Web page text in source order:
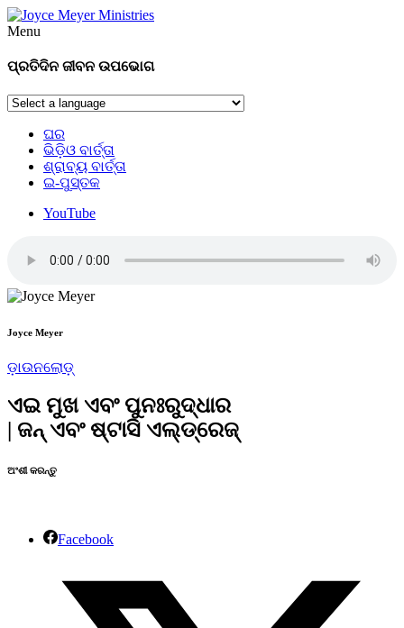
Menu
ପ୍ରତିଦିନ ଜୀବନ ଉପଭୋଗ
ଘର
ଭିଡ଼ିଓ ବାର୍ତ୍ତା
ଶ୍ରାବ୍ୟ ବାର୍ତ୍ତା
ଇ-ପୁସ୍ତକ
YouTube
Joyce Meyer
ଡ଼ାଉନଲୋଡ଼୍
ଏଇ ମୁଖ ଏବଂ ପୁନଃରୁଦ୍ଧାର
| ଜନ୍‍ ଏବଂ ଷ୍ଟାସି ଏଲ୍ଡ୍‍‍ରେଜ୍‍
ଅଂଶୀ କରନ୍ତୁ
Facebook